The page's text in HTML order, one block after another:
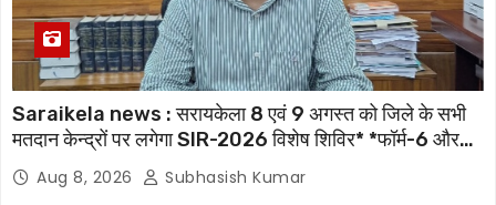
Saraikela news : सरायकेला 8 एवं 9 अगस्त को जिले के सभी
मतदान केन्द्रों पर लगेगा SIR-2026 विशेष शिविर* *फॉर्म-6 और
फॉर्म-8 भरकर मतदाता सूची को अद्यतन कराएं : जिला निर्वाचन
पदाधिकारी
Aug 8, 2026 Subhasish Kumar